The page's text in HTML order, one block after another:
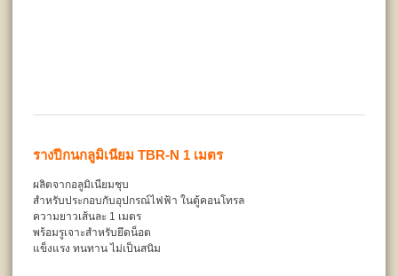
รางปีกนกลูมิเนียม TBR-N 1 เมตร
ผลิตจากอลูมิเนียมชุบ
สำหรับประกอบกับอุปกรณ์ไฟฟ้า ในตู้คอนโทรล
ความยาวเส้นละ 1 เมตร
พร้อมรูเจาะสำหรับยึดน็อต
แข็งแรง ทนทาน ไม่เป็นสนิม